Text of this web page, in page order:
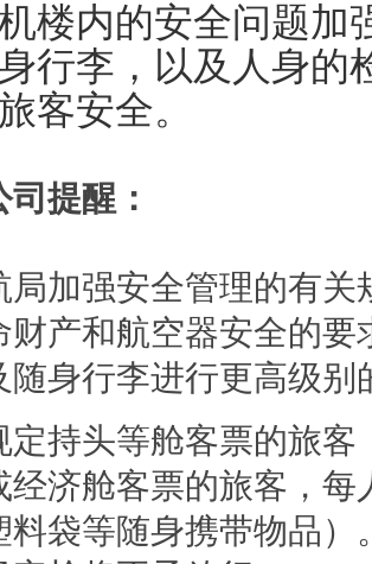
楼内的安全问题加
行李，以及人身的
客安全。
提醒：
局加强安全管理的有
财产和航空器安全的
随身行李进行更高级
头等舱客票的旅客
经济舱客票的旅客，
料袋等随身携带物品